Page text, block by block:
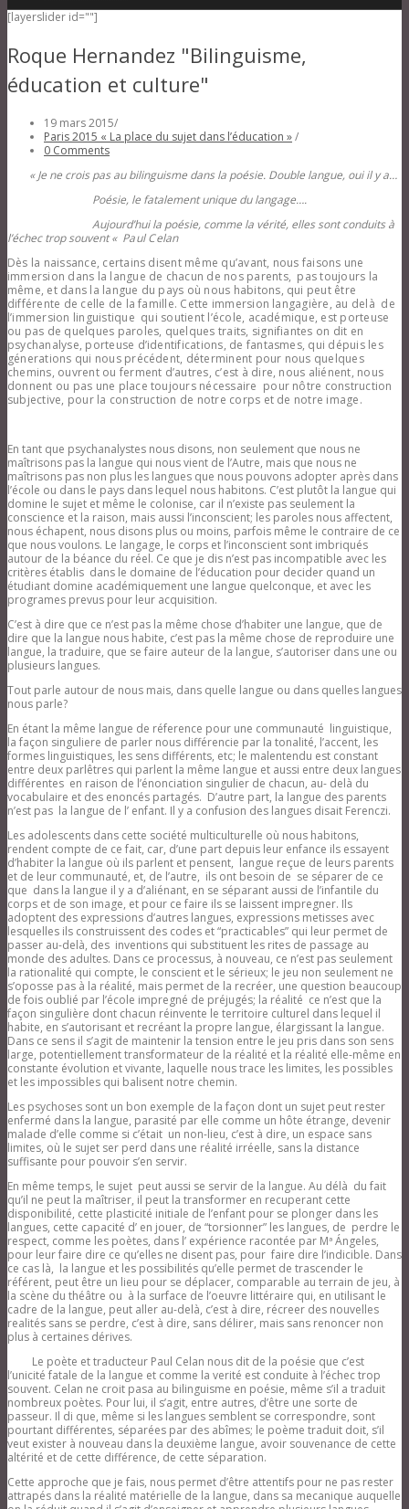
[layerslider id=""]
Roque Hernandez "Bilinguisme,
éducation et culture"
19 mars 2015/
Paris 2015 « La place du sujet dans l’éducation »/
0 Comments
« Je ne crois pas au bilinguisme dans la poésie. Double langue, oui il y a…
Poésie, le fatalement unique du langage….
Aujourd’hui la poésie, comme la vérité, elles sont conduits à
l’échec trop souvent « Paul Celan
Dès la naissance, certains disent même qu’avant, nous faisons une
immersion dans la langue de chacun de nos parents, pas toujours la
même, et dans la langue du pays où nous habitons, qui peut être
différente de celle de la famille. Cette immersion langagière, au delà de
l’immersion linguistique qui soutient l’école, académique, est porteuse
ou pas de quelques paroles, quelques traits, signifiantes on dit en
psychanalyse, porteuse d’identifications, de fantasmes, qui dépuis les
génerations qui nous précédent, déterminent pour nous quelques
chemins, ouvrent ou ferment d’autres, c’est à dire, nous aliénent, nous
donnent ou pas une place toujours nécessaire pour nôtre construction
subjective, pour la construction de notre corps et de notre image.
En tant que psychanalystes nous disons, non seulement que nous ne
maîtrisons pas la langue qui nous vient de l’Autre, mais que nous ne
maîtrisons pas non plus les langues que nous pouvons adopter après dans
l’école ou dans le pays dans lequel nous habitons. C’est plutôt la langue qui
domine le sujet et même le colonise, car il n’existe pas seulement la
conscience et la raison, mais aussi l’inconscient; les paroles nous affectent,
nous échapent, nous disons plus ou moins, parfois même le contraire de ce
que nous voulons. Le langage, le corps et l’inconscient sont imbriqués
autour de la béance du réel. Ce que je dis n’est pas incompatible avec les
critères établis dans le domaine de l’éducation pour decider quand un
étudiant domine académiquement une langue quelconque, et avec les
programes prevus pour leur acquisition.
C’est à dire que ce n’est pas la même chose d’habiter une langue, que de
dire que la langue nous habite, c’est pas la même chose de reproduire une
langue, la traduire, que se faire auteur de la langue, s’autoriser dans une ou
plusieurs langues.
Tout parle autour de nous mais, dans quelle langue ou dans quelles langues
nous parle?
En étant la même langue de réference pour une communauté linguistique,
la façon singuliere de parler nous différencie par la tonalité, l’accent, les
formes linguistiques, les sens différents, etc; le malentendu est constant
entre deux parlêtres qui parlent la même langue et aussi entre deux langues
différentes en raison de l’énonciation singulier de chacun, au- delà du
vocabulaire et des enoncés partagés. D’autre part, la langue des parents
n’est pas la langue de l’ enfant. Il y a confusion des langues disait Ferenczi.
Les adolescents dans cette société multiculturelle où nous habitons,
rendent compte de ce fait, car, d’une part depuis leur enfance ils essayent
d’habiter la langue où ils parlent et pensent, langue reçue de leurs parents
et de leur communauté, et, de l’autre, ils ont besoin de se séparer de ce
que dans la langue il y a d’aliénant, en se séparant aussi de l’infantile du
corps et de son image, et pour ce faire ils se laissent impregner. Ils
adoptent des expressions d’autres langues, expressions metisses avec
lesquelles ils construissent des codes et “practicables” qui leur permet de
passer au-delà, des inventions qui substituent les rites de passage au
monde des adultes. Dans ce processus, à nouveau, ce n’est pas seulement
la rationalité qui compte, le conscient et le sérieux; le jeu non seulement ne
s’oposse pas à la réalité, mais permet de la recréer, une question beaucoup
de fois oublié par l’école impregné de préjugés; la réalité ce n’est que la
façon singulière dont chacun réinvente le territoire culturel dans lequel il
habite, en s’autorisant et recréant la propre langue, élargissant la langue.
Dans ce sens il s’agit de maintenir la tension entre le jeu pris dans son sens
large, potentiellement transformateur de la réalité et la réalité elle-même en
constante évolution et vivante, laquelle nous trace les limites, les possibles
et les impossibles qui balisent notre chemin.
Les psychoses sont un bon exemple de la façon dont un sujet peut rester
enfermé dans la langue, parasité par elle comme un hôte étrange, devenir
malade d’elle comme si c’était un non-lieu, c’est à dire, un espace sans
limites, où le sujet ser perd dans une réalité irréelle, sans la distance
suffisante pour pouvoir s’en servir.
En même temps, le sujet peut aussi se servir de la langue. Au délà du fait
qu’il ne peut la maîtriser, il peut la transformer en recuperant cette
disponibilité, cette plasticité initiale de l’enfant pour se plonger dans les
langues, cette capacité d’ en jouer, de “torsionner” les langues, de perdre le
respect, comme les poètes, dans l’ expérience racontée par Mª Ángeles,
pour leur faire dire ce qu’elles ne disent pas, pour faire dire l’indicible. Dans
ce cas là, la langue et les possibilités qu’elle permet de trascender le
référent, peut être un lieu pour se déplacer, comparable au terrain de jeu, à
la scène du théâtre ou à la surface de l’oeuvre littéraire qui, en utilisant le
cadre de la langue, peut aller au-delà, c’est à dire, récreer des nouvelles
realités sans se perdre, c’est à dire, sans délirer, mais sans renoncer non
plus à certaines dérives.
Le poète et traducteur Paul Celan nous dit de la poésie que c’est
l’unicité fatale de la langue et comme la verité est conduite à l’échec trop
souvent. Celan ne croit pasa au bilinguisme en poésie, même s’il a traduit
nombreux poètes. Pour lui, il s’agit, entre autres, d’être une sorte de
passeur. Il di que, même si les langues semblent se correspondre, sont
pourtant différentes, séparées par des abîmes; le poème traduit doit, s’il
veut exister à nouveau dans la deuxième langue, avoir souvenance de cette
altérité et de cette différence, de cette séparation.
Cette approche que je fais, nous permet d’être attentifs pour ne pas rester
attrapés dans la réalité matérielle de la langue, dans sa mecanique auquelle